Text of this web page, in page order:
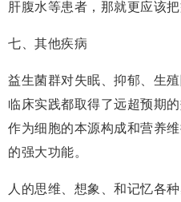
肝腹水等患者，那就更应该
七、其他疾病
益生菌群对失眠、抑郁、生
临床实践都取得了远超预期
作为细胞的本源构成和营养
的强大功能。
人的思维、想象、和记忆各